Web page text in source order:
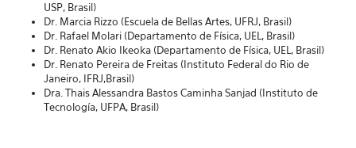
USP, Brasil)
Dr. Marcia Rizzo (Escuela de Bellas Artes, UFRJ, Brasil)
Dr. Rafael Molari (Departamento de Física, UEL, Brasil)
Dr. Renato Akio Ikeoka (Departamento de Física, UEL, Brasil)
Dr. Renato Pereira de Freitas (Instituto Federal do Rio de
Janeiro, IFRJ,Brasil)
Dra. Thais Alessandra Bastos Caminha Sanjad (Instituto de
Tecnología, UFPA, Brasil)